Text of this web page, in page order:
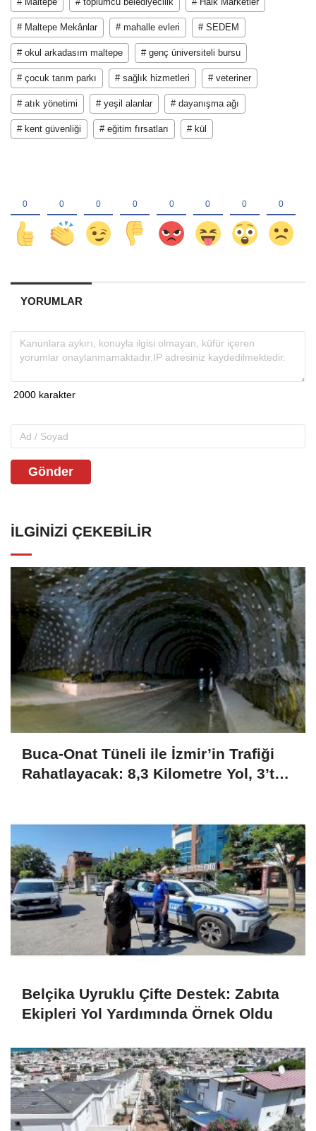
# Maltepe Mekânlar # mahalle evleri # SEDEM
# okul arkadasım maltepe # genç üniversiteli bursu
# çocuk tarım parkı # sağlık hizmetleri # veteriner
# atık yönetimi # yeşil alanlar # dayanışma ağı
# kent güvenliği # eğitim fırsatları # kül
YORUMLAR
Gönder
İLGINIZI ÇEKEBILIR
Buca-Onat Tüneli ile İzmir’in Trafiği
Rahatlayacak: 8,3 Kilometre Yol, 3’te
Belçika Uyruklu Çifte Destek: Zabıta
Ekipleri Yol Yardımında Örnek Oldu